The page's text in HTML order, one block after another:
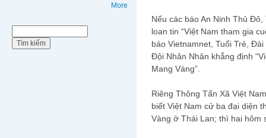
More
Nếu các báo An Ninh Thủ
loan tin “Việt Nam tham gia
báo Vietnamnet, Tuổi Trẻ,
Đội Nhân Nhân khẳng định
Mang Vàng”.
Riêng Thông Tấn Xã Việt
biết Việt Nam cử ba đại diện
Vàng ở Thái Lan; thì hai hôm